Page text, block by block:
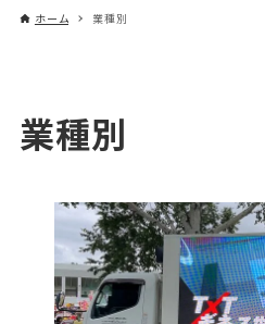
ホーム 業種別
業種別